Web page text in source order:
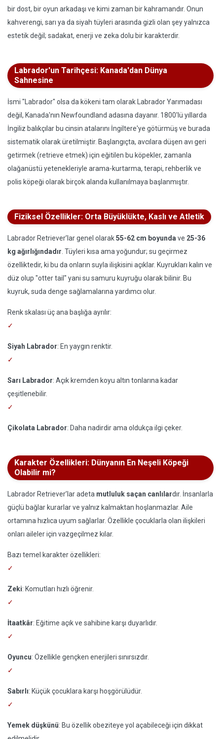
bir dost, bir oyun arkadaşı ve kimi zaman bir kahramandır. Onun
kahverengi, sarı ya da siyah tüyleri arasında gizli olan şey yalnızca
estetik değil; sadakat, enerji ve zeka dolu bir karakterdir.
Labrador'un Tarihçesi: Kanada'dan Dünya
Sahnesine
İsmi "Labrador" olsa da kökeni tam olarak Labrador Yarımadası
değil, Kanada'nın Newfoundland adasına dayanır. 1800'lü yıllarda
İngiliz balıkçılar bu cinsin atalarını İngiltere'ye götürmüş ve burada
sistematik olarak üretilmiştir. Başlangıçta, avcılara düşen avı geri
getirmek (retrieve etmek) için eğitilen bu köpekler, zamanla
olağanüstü yetenekleriyle arama-kurtarma, terapi, rehberlik ve
polis köpeği olarak birçok alanda kullanılmaya başlanmıştır.
Fiziksel Özellikler: Orta Büyüklükte, Kaslı ve Atletik
Labrador Retriever’lar genel olarak55-62 cm boyunda ve 25-36
kg ağırlığındadır . Tüyleri kısa ama yoğundur; su geçirmez
özelliktedir, ki bu da onların suyla ilişkisini açıklar. Kuyrukları kalın ve
düz olup "otter tail" yani su samuru kuyruğu olarak bilinir. Bu
kuyruk, suda denge sağlamalarına yardımcı olur.
Renk skalası üç ana başlığa ayrılır:
Siyah Labrador: En yaygın renktir.
Sarı Labrador: Açık kremden koyu altın tonlarına kadar
çeşitlenebilir.
Çikolata Labrador: Daha nadirdir ama oldukça ilgi çeker.
Karakter Özellikleri: Dünyanın En Neşeli Köpeği
Olabilir mi?
Labrador Retriever’lar adeta mutluluk saçan canlılardır. İnsanlarla
güçlü bağlar kurarlar ve yalnız kalmaktan hoşlanmazlar. Aile
ortamına hızlıca uyum sağlarlar. Özellikle çocuklarla olan ilişkileri
onları aileler için vazgeçilmez kılar.
Bazı temel karakter özellikleri:
Zeki: Komutları hızlı öğrenir.
İtaatkâr: Eğitime açık ve sahibine karşı duyarlıdır.
Oyuncu: Özellikle gençken enerjileri sınırsızdır.
Sabırlı: Küçük çocuklara karşı hoşgörülüdür.
Yemek düşkünü: Bu özellik obeziteye yol açabileceği için dikkat